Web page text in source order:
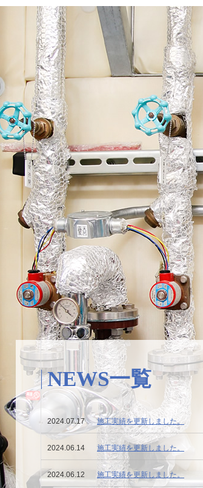
NEWS一覧
2024.07.17 施工実績を更新しました。
2024.06.14 施工実績を更新しました。
2024.06.12 施工実績を更新しました。